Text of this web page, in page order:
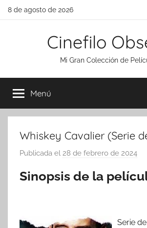
Saltar
8 de agosto de 2026
Cinefilo
Mi Gran Colección de
Menú
Whiskey Cavalier (Serie
Publicada el 28 de febrero de 2024
r
Sinopsis de la
Serie de